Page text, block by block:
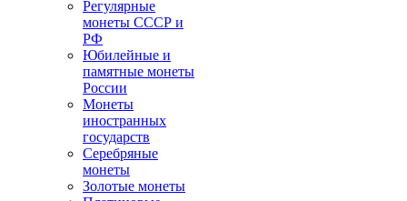
Регулярные
монеты СССР и
РФ
Юбилейные и
памятные монеты
России
Монеты
иностранных
государств
Серебряные
монеты
Золотые монеты